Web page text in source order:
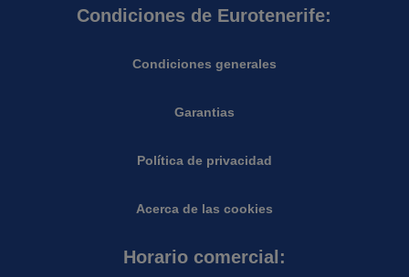
Condiciones de Eurotenerife:
Condiciones generales
Garantias
Política de privacidad
Acerca de las cookies
Horario comercial: